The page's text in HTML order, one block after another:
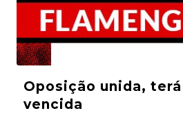
Oposição unida,
vencida